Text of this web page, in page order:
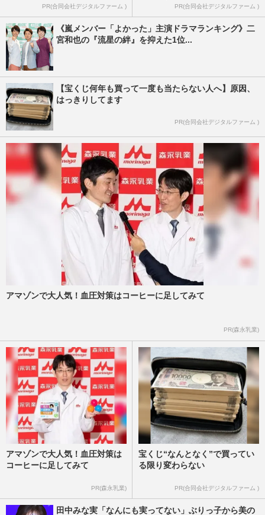
PR(合同会社デジタルファーム ) PR(合同会社デジタルファーム )
《嵐メンバー「よかった」主演ドラマランキング》二
宮和也の『流星の絆』を抑えた1位...
【宝くじ何年も買って一度も当たらない人へ】原因、
はっきりしてます
PR(合同会社デジタルファーム )
アマゾンで大人気！血圧対策はコーヒーに足してみて
PR(森永乳業)
アマゾンで大人気！血圧対策は
コーヒーに足してみて
PR(森永乳業)
宝くじ“なんとなく”で買ってい
る限り変わらない
PR(合同会社デジタルファーム )
田中みな実「なんにも実ってない」ぶりっ子から美の